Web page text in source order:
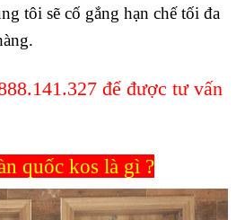
tôi sẽ cố gắng hạn chế tối đa
để được tư vấn
quốc kos là gì ?